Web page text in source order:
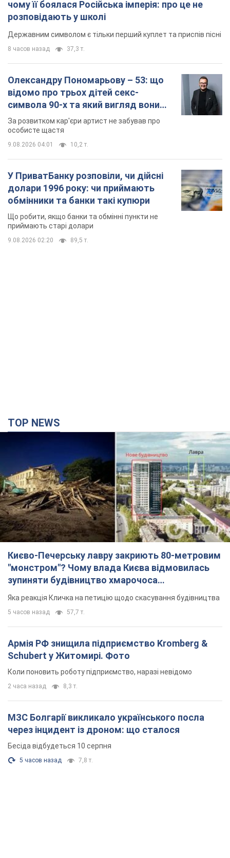
чому її боялася Російська імперія: про це не
розповідають у школі
Державним символом є тільки перший куплет та приспів пісні
8 часов назад 37,3 т.
Олександру Пономарьову – 53: що
відомо про трьох дітей секс-
символа 90-х та який вигляд вони
мають
За розвитком кар'єри артист не забував про
особисте щастя
9.08.2026 04:01 10,2 т.
У ПриватБанку розповіли, чи дійсні
долари 1996 року: чи приймають
обмінники та банки такі купюри
Що робити, якщо банки та обмінні пункти не
приймають старі долари
9.08.2026 02:20 89,5 т.
TOP NEWS
Києво-Печерську лавру закриють 80-метровим
"монстром"? Чому влада Києва відмовилась
зупиняти будівництво хмарочоса
"московського вірянина"
Яка реакція Кличка на петицію щодо скасування будівництва
5 часов назад 57,7 т.
Армія РФ знищила підприємство Kromberg &
Schubert у Житомирі. Фото
Коли поновить роботу підприємство, наразі невідомо
2 часа назад 8,3 т.
МЗС Болгарії викликало українського посла
через інцидент із дроном: що сталося
Бесіда відбудеться 10 серпня
5 часов назад 7,8 т.